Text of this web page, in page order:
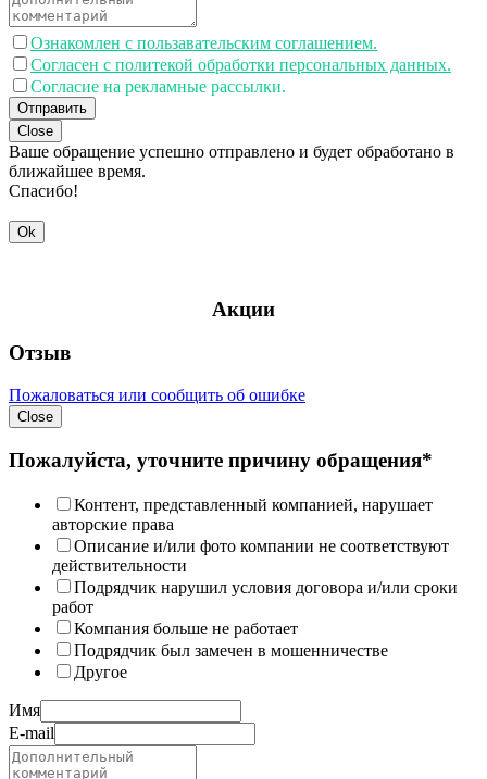
Ознакомлен с пользавательским соглашением.
Согласен с политекой обработки персональных данных.
Согласие на рекламные рассылки.
Отправить
Close
Ваше обращение успешно отправлено и будет обработано в
ближайшее время.
Спасибо!
Ok
Акции
Отзыв
Пожаловаться или сообщить об ошибке
Close
Пожалуйста, уточните причину обращения*
Контент, представленный компанией, нарушает
авторские права
Описание и/или фото компании не соответствуют
действительности
Подрядчик нарушил условия договора и/или сроки
работ
Компания больше не работает
Подрядчик был замечен в мошенничестве
Другое
Имя
E-mail